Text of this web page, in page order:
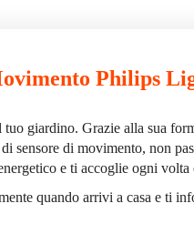
Philips
giardino. Grazie alla sua
sensore di movimento, non
e ti accoglie ogni volta
quando arrivi a casa e ti